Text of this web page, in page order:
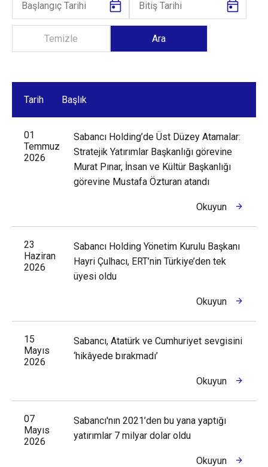
Tarih Başlık
01
Temmuz
2026
Sabancı Holding’de Üst Düzey Atamalar:
Stratejik Yatırımlar Başkanlığı görevine
Murat Pınar, İnsan ve Kültür Başkanlığı
görevine Mustafa Özturan atandı
Okuyun
23
Haziran
2026
Sabancı Holding Yönetim Kurulu Başkanı
Hayri Çulhacı, ERT’nin Türkiye’den tek
üyesi oldu
Okuyun
15
Mayıs
2026
Sabancı, Atatürk ve Cumhuriyet sevgisini
‘hikâyede bırakmadı’
Okuyun
07
Mayıs
2026
Sabancı'nın 2021’den bu yana yaptığı
yatırımlar 7 milyar dolar oldu
Okuyun